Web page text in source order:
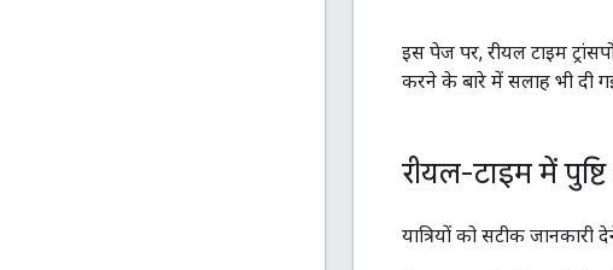
इस पेज पर, रीयल टाइम
करने के बारे में सलाह भी दी
रीयल-टाइम में
यात्रियों को सटीक